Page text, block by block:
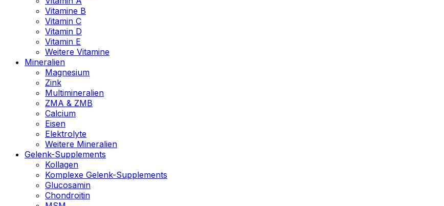
Vitamine B
Vitamin C
Vitamin D
Vitamin E
Weitere Vitamine
Mineralien
Magnesium
Zink
Multimineralien
ZMA & ZMB
Calcium
Eisen
Elektrolyte
Weitere Mineralien
Gelenk-Supplements
Kollagen
Komplexe Gelenk-Supplements
Glucosamin
Chondroitin